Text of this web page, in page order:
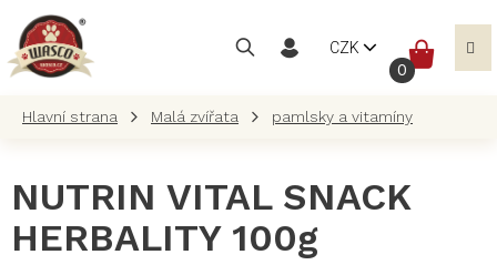
obsah
CZK
Malá zvířata pamlsky a vitamíny
NUTRIN VITAL SNACK
HERBALITY 100g